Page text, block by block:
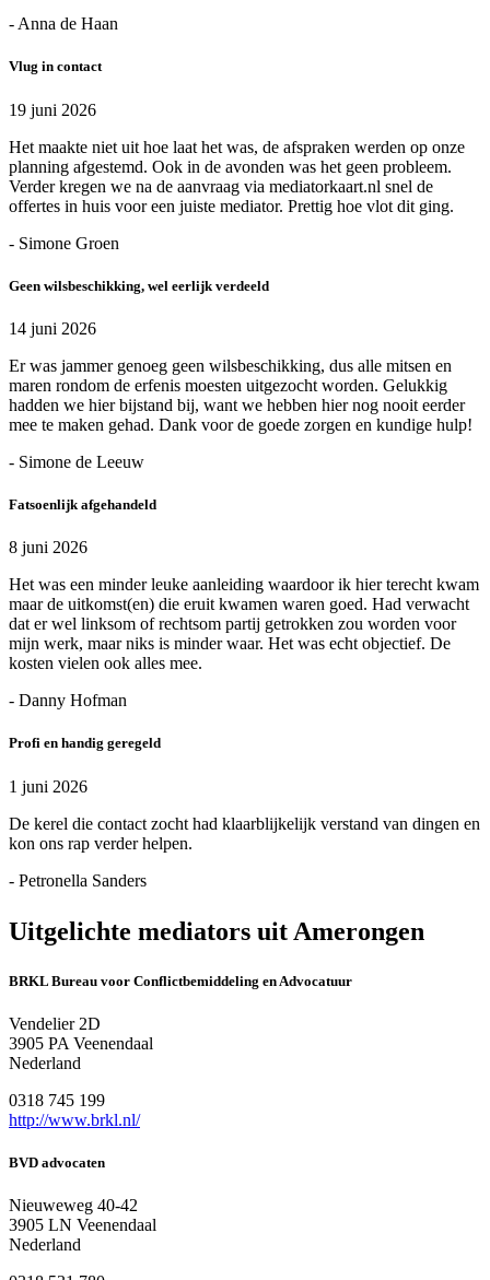
- Anna de Haan
Vlug in contact
19 juni 2026
Het maakte niet uit hoe laat het was, de afspraken werden op onze
planning afgestemd. Ook in de avonden was het geen probleem.
Verder kregen we na de aanvraag via mediatorkaart.nl snel de
offertes in huis voor een juiste mediator. Prettig hoe vlot dit ging.
- Simone Groen
Geen wilsbeschikking, wel eerlijk verdeeld
14 juni 2026
Er was jammer genoeg geen wilsbeschikking, dus alle mitsen en
maren rondom de erfenis moesten uitgezocht worden. Gelukkig
hadden we hier bijstand bij, want we hebben hier nog nooit eerder
mee te maken gehad. Dank voor de goede zorgen en kundige hulp!
- Simone de Leeuw
Fatsoenlijk afgehandeld
8 juni 2026
Het was een minder leuke aanleiding waardoor ik hier terecht kwam
maar de uitkomst(en) die eruit kwamen waren goed. Had verwacht
dat er wel linksom of rechtsom partij getrokken zou worden voor
mijn werk, maar niks is minder waar. Het was echt objectief. De
kosten vielen ook alles mee.
- Danny Hofman
Profi en handig geregeld
1 juni 2026
De kerel die contact zocht had klaarblijkelijk verstand van dingen en
kon ons rap verder helpen.
- Petronella Sanders
Uitgelichte mediators uit Amerongen
BRKL Bureau voor Conflictbemiddeling en Advocatuur
Vendelier 2D
3905 PA Veenendaal
Nederland
0318 745 199
http://www.brkl.nl/
BVD advocaten
Nieuweweg 40-42
3905 LN Veenendaal
Nederland